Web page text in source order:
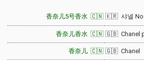
香奈儿5号香水 🇨🇳 🇰🇷 샤넬
香奈儿香水 🇨🇳 🇬🇧 Chanel
香奈儿 🇨🇳 🇬🇧 Chanel